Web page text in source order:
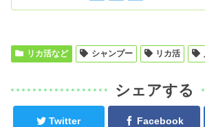
リカ活など シャンプー リカ活
シェアする
Twitter Facebook